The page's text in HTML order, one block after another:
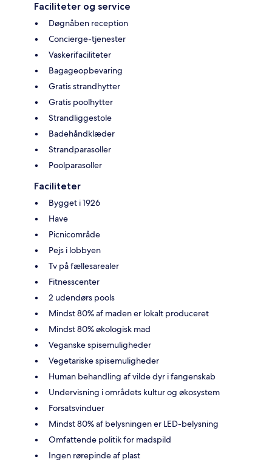
Faciliteter og service
Døgnåben reception
Concierge-tjenester
Vaskerifaciliteter
Bagageopbevaring
Gratis strandhytter
Gratis poolhytter
Strandliggestole
Badehåndklæder
Strandparasoller
Poolparasoller
Faciliteter
Bygget i 1926
Have
Picnicområde
Pejs i lobbyen
Tv på fællesarealer
Fitnesscenter
2 udendørs pools
Mindst 80% af maden er lokalt produceret
Mindst 80% økologisk mad
Veganske spisemuligheder
Vegetariske spisemuligheder
Human behandling af vilde dyr i fangenskab
Undervisning i områdets kultur og økosystem
Forsatsvinduer
Mindst 80% af belysningen er LED-belysning
Omfattende politik for madspild
Ingen rørepinde af plast